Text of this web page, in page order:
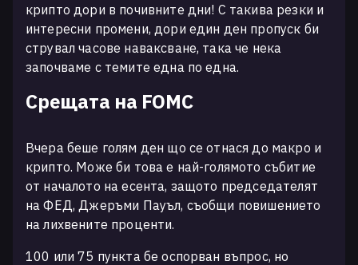
крипто дори в почивните дни! С такива резки и
интересни промени, дори един ден пропуск би
струвал часове наваксване, така че нека
започваме с темите една по една.
Срещата на FOMC
Вчера беше голям ден що се отнася до макро и
крипто. Може би това е най-голямото събитие
от началото на есента, защото председателят
на ФЕД, Джеръми Пауъл, съобщи повишението
на лихвените проценти.
100 или 75 пункта бе оспорван въпрос, но